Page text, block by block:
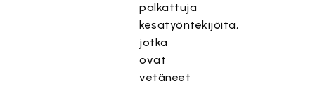
palkattuja
kesätyöntekijöitä,
jotka
ovat
vetäneet